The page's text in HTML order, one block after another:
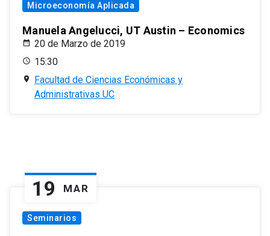
Microeconomía Aplicada
Manuela Angelucci, UT Austin – Economics
20 de Marzo de 2019
15:30
Facultad de Ciencias Económicas y
Administrativas UC
19 MAR
Seminarios